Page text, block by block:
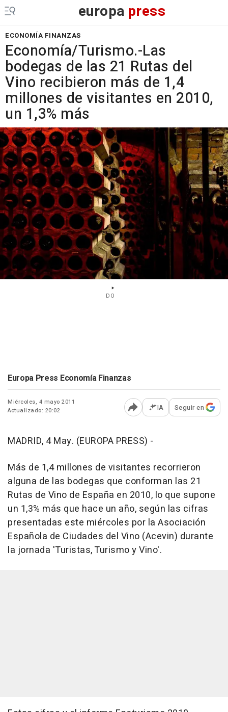
europa press
ECONOMÍA FINANZAS
Economía/Turismo.-Las
bodegas de las 21 Rutas del
Vino recibieron más de 1,4
millones de visitantes en 2010,
un 1,3% más
DO
Europa Press Economía Finanzas
Miércoles, 4 mayo 2011
Actualizado: 20:02
Abrir opciones para
IA Seguir en
MADRID, 4 May. (EUROPA PRESS) -
Más de 1,4 millones de visitantes recorrieron
alguna de las bodegas que conforman las 21
Rutas de Vino de España en 2010, lo que supone
un 1,3% más que hace un año, según las cifras
presentadas este miércoles por la Asociación
Española de Ciudades del Vino (Acevin) durante
la jornada 'Turistas, Turismo y Vino'.